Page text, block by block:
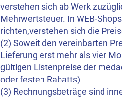
verstehen sich ab Werk
Mehrwertsteuer. In WEB-
richten,verstehen sich die
(2) Soweit den vereinbarten
Lieferung erst mehr als vier
gültigen Listenpreise der
oder festen Rabatts).
(3) Rechnungsbeträge sind